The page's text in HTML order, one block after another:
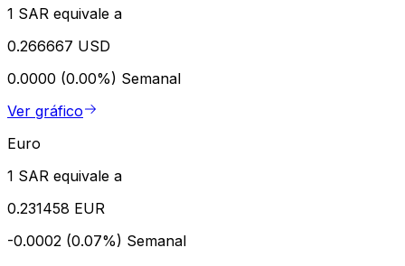
1 SAR equivale a
0.266667 USD
0.0000 (0.00%) Semanal
Ver gráfico
Euro
1 SAR equivale a
0.231458 EUR
-0.0002 (0.07%) Semanal